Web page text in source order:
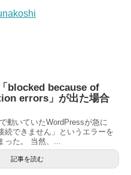
blocked because of
errors」が出た場合
動いていたWordPressが急に
続できません」というエラーを
った。 当然、...
記事を読む